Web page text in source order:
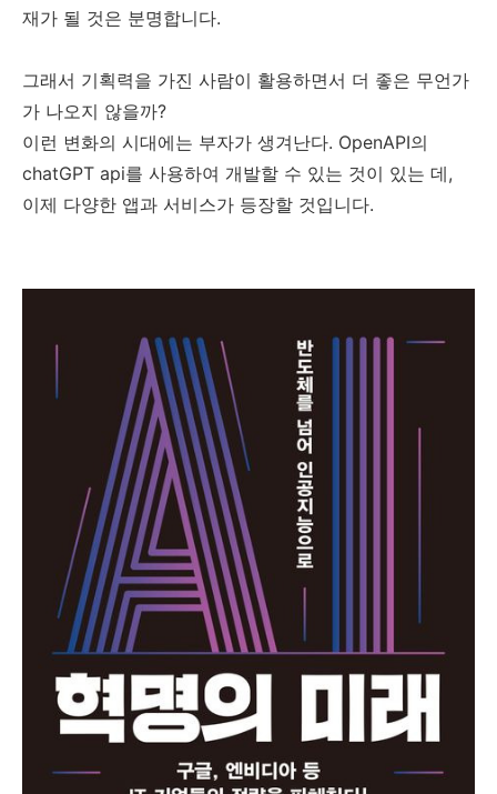
재가 될 것은 분명합니다.
그래서 기획력을 가진 사람이 활용하면서 더 좋은 무언가
가 나오지 않을까?
이런 변화의 시대에는 부자가 생겨난다. OpenAPI의
chatGPT api를 사용하여 개발할 수 있는 것이 있는 데,
이제 다양한 앱과 서비스가 등장할 것입니다.